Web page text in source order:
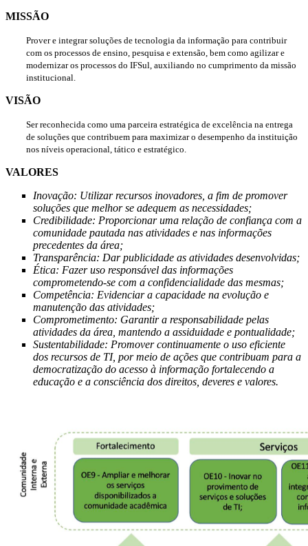
MISSÃO
Prover e integrar soluções de tecnologia da informação para contribuir
com os processos de ensino, pesquisa e extensão, bem como agilizar e
modernizar os processos do IFSul, auxiliando no cumprimento da missão
institucional.
VISÃO
Ser reconhecida como uma parceira estratégica de excelência na entrega
de soluções que contribuem para maximizar o desempenho da instituição
nos níveis operacional, tático e estratégico.
VALORES
Inovação: Utilizar recursos inovadores, a fim de promover
soluções que melhor se adequem as necessidades;
Credibilidade: Proporcionar uma relação de confiança com a
comunidade pautada nas atividades e nas informações
precedentes da área;
Transparência: Dar publicidade as atividades desenvolvidas;
Ética: Fazer uso responsável das informações
comprometendo-se com a confidencialidade das mesmas;
Competência: Evidenciar a capacidade na evolução e
manutenção das atividades;
Comprometimento: Garantir a responsabilidade pelas
atividades da área, mantendo a assiduidade e pontualidade;
Sustentabilidade: Promover continuamente o uso eficiente
dos recursos de TI, por meio de ações que contribuam para a
democratização do acesso à informação fortalecendo a
educação e a consciência dos direitos, deveres e valores.